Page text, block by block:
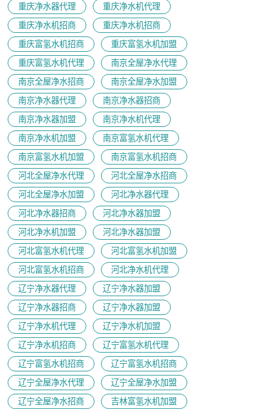
重庆净水器代理
重庆净水机代理
重庆净水机招商
重庆净水机招商
重庆富氢水机招商
重庆富氢水机加盟
重庆富氢水机代理
南京全屋净水代理
南京全屋净水招商
南京全屋净水加盟
南京净水器代理
南京净水器招商
南京净水器加盟
南京净水机代理
南京净水机加盟
南京富氢水机代理
南京富氢水机加盟
南京富氢水机招商
河北全屋净水代理
河北全屋净水招商
河北全屋净水加盟
河北净水器代理
河北净水器招商
河北净水器加盟
河北净水机加盟
河北净水器加盟
河北富氢水机代理
河北富氢水机加盟
河北富氢水机招商
河北净水机代理
辽宁净水器代理
辽宁净水器加盟
辽宁净水器招商
辽宁净水器加盟
辽宁净水机代理
辽宁净水机加盟
辽宁净水机招商
辽宁富氢水机代理
辽宁富氢水机招商
辽宁富氢水机招商
辽宁全屋净水代理
辽宁全屋净水加盟
辽宁全屋净水招商
吉林富氢水机加盟